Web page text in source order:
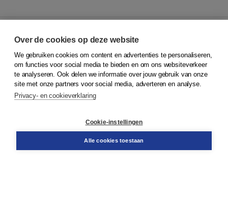
© 2026Koninklijke Boom uitgevers
Klantenservice
Service & informatie
Contact
Over de cookies op deze website
We gebruiken cookies om content en advertenties te personaliseren,
om functies voor social media te bieden en om ons websiteverkeer
te analyseren. Ook delen we informatie over jouw gebruik van onze
site met onze partners voor social media, adverteren en analyse.
Privacy- en cookieverklaring
Cookie-instellingen
Alle cookies toestaan